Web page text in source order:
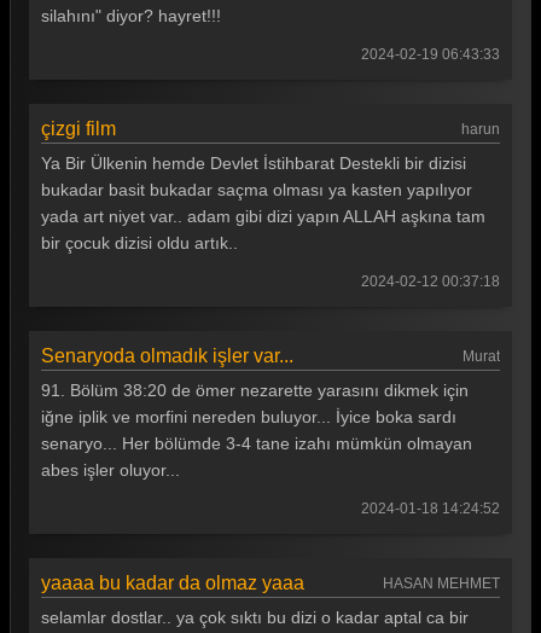
silahını" diyor? hayret!!!
2024-02-19 06:43:33
çizgi film harun
Ya Bir Ülkenin hemde Devlet İstihbarat Destekli bir dizisi
bukadar basit bukadar saçma olması ya kasten yapılıyor
yada art niyet var.. adam gibi dizi yapın ALLAH aşkına tam
bir çocuk dizisi oldu artık..
2024-02-12 00:37:18
Senaryoda olmadık işler var... Murat
91. Bölüm 38:20 de ömer nezarette yarasını dikmek için
iğne iplik ve morfini nereden buluyor... İyice boka sardı
senaryo... Her bölümde 3-4 tane izahı mümkün olmayan
abes işler oluyor...
2024-01-18 14:24:52
yaaaa bu kadar da olmaz yaaa HASAN MEHMET
selamlar dostlar.. ya çok sıktı bu dizi o kadar aptal ca bir